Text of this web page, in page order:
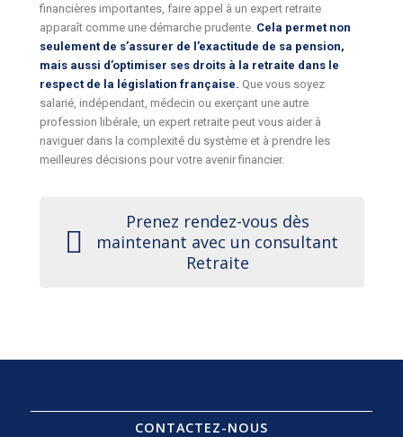
financières importantes, faire appel à un expert retraite
apparaît comme une démarche prudente. Cela permet non
seulement de s’assurer de l’exactitude de sa pension,
mais aussi d’optimiser ses droits à la retraite dans le
respect de la législation française. Que vous soyez
salarié, indépendant, médecin ou exerçant une autre
profession libérale, un expert retraite peut vous aider à
naviguer dans la complexité du système et à prendre les
meilleures décisions pour votre avenir financier.
Prenez rendez-vous dès
maintenant avec un consultant
Retraite
CONTACTEZ-NOUS